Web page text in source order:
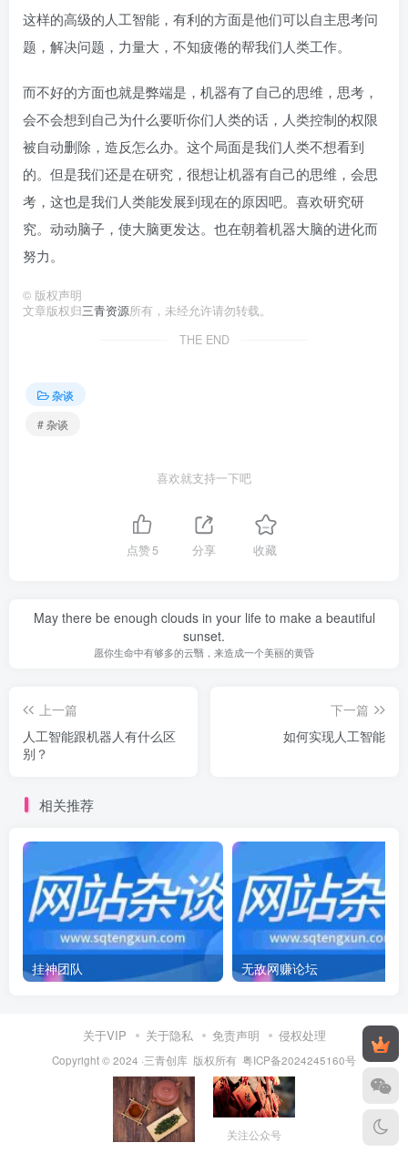
这样的高级的人工智能，有利的方面是他们可以自主思考问
题，解决问题，力量大，不知疲倦的帮我们人类工作。
而不好的方面也就是弊端是，机器有了自己的思维，思考，
会不会想到自己为什么要听你们人类的话，人类控制的权限
被自动删除，造反怎么办。这个局面是我们人类不想看到
的。但是我们还是在研究，很想让机器有自己的思维，会思
考，这也是我们人类能发展到现在的原因吧。喜欢研究研
究。动动脑子，使大脑更发达。也在朝着机器大脑的进化而
努力。
© 版权声明
文章版权归三青资源所有，未经允许请勿转载。
THE END
杂谈
# 杂谈
喜欢就支持一下吧
点赞5 分享 收藏
May there be enough clouds in your life to make a beautiful
sunset.
愿你生命中有够多的云翳，来造成一个美丽的黄昏
上一篇
人工智能跟机器人有什么区
别？
下一篇
如何实现人工智能
相关推荐
挂神团队 无敌网赚论坛
关于VIP 关于隐私 免责声明 侵权处理
Copyright © 2024 ·三青创库 版权所有 粤ICP备2024245160号
关注公众号